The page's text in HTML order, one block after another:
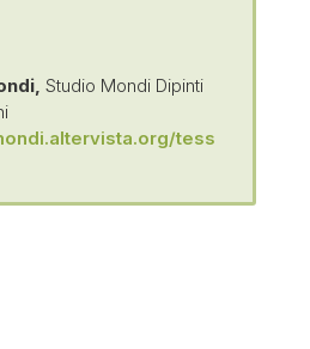
Studio Mondi Dipinti
tess